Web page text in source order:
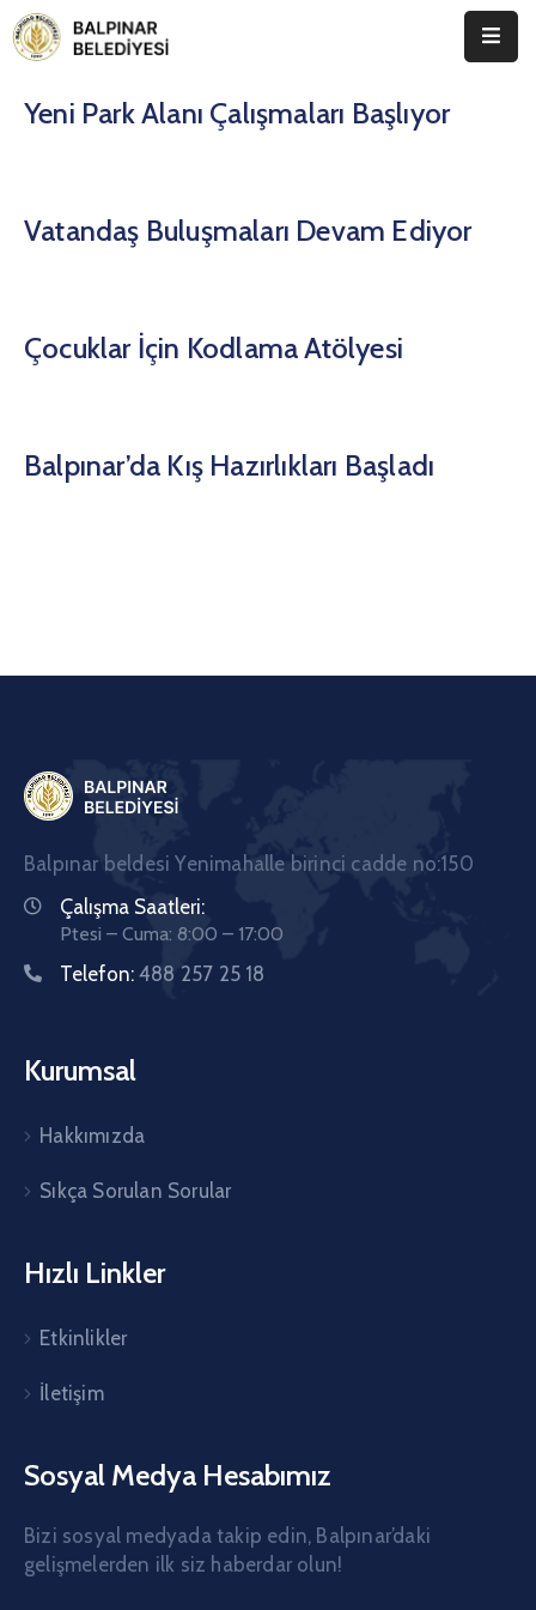
Anasayfa
Yeni Park Alanı Çalışmaları Başlıyor
Vatandaş Buluşmaları Devam Ediyor
Çocuklar İçin Kodlama Atölyesi
Balpınar’da Kış Hazırlıkları Başladı
Balpınar beldesi Yenimahalle birinci cadde no:150
Çalışma Saatleri:
Ptesi – Cuma: 8:00 – 17:00
Telefon: 488 257 25 18
Kurumsal
Hakkımızda
Sıkça Sorulan Sorular
Hızlı Linkler
Etkinlikler
İletişim
Sosyal Medya Hesabımız
Bizi sosyal medyada takip edin, Balpınar’daki
gelişmelerden ilk siz haberdar olun!